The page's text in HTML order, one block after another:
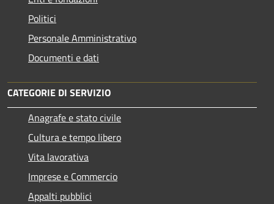
Politici
Personale Amministrativo
Documenti e dati
CATEGORIE DI SERVIZIO
Anagrafe e stato civile
Cultura e tempo libero
Vita lavorativa
Imprese e Commercio
Appalti pubblici